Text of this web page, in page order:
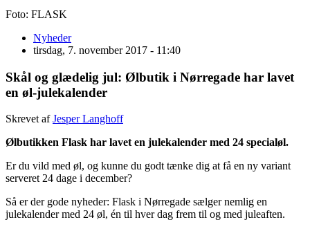
Foto: FLASK
Nyheder
tirsdag, 7. november 2017 - 11:40
Skål og glædelig jul: Ølbutik i Nørregade har lavet
en øl-julekalender
Skrevet afJesper Langhoff
Ølbutikken Flask har lavet en julekalender med 24 specialøl.
Er du vild med øl, og kunne du godt tænke dig at få en ny variant
serveret 24 dage i december?
Så er der gode nyheder: Flask i Nørregade sælger nemlig en
julekalender med 24 øl, én til hver dag frem til og med juleaften.